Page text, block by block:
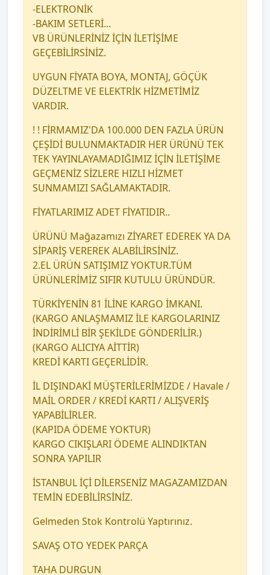
-ELEKTRONİK
-BAKIM SETLERİ...
VB ÜRÜNLERİNİZ İÇİN İLETİŞİME
GEÇEBİLİRSİNİZ.
UYGUN FİYATA BOYA, MONTAJ, GÖÇÜK
DÜZELTME VE ELEKTRİK HİZMETİMİZ
VARDIR.
! ! FİRMAMIZ'DA 100.000 DEN FAZLA ÜRÜN
ÇEŞİDİ BULUNMAKTADIR HER ÜRÜNÜ TEK
TEK YAYINLAYAMADIĞIMIZ İÇİN İLETİŞİME
GEÇMENİZ SİZLERE HIZLI HİZMET
SUNMAMIZI SAĞLAMAKTADIR.
FİYATLARIMIZ ADET FİYATIDIR..
ÜRÜNÜ Mağazamızı ZİYARET EDEREK YA DA
SİPARİŞ VEREREK ALABİLİRSİNİZ.
2.EL ÜRÜN SATIŞIMIZ YOKTUR.TÜM
ÜRÜNLERİMİZ SIFIR KUTULU ÜRÜNDÜR.
TÜRKİYENİN 81 İLİNE KARGO İMKANI.
(KARGO ANLAŞMAMIZ İLE KARGOLARINIZ
İNDİRİMLİ BİR ŞEKİLDE GÖNDERİLİR.)
(KARGO ALICIYA AİTTİR)
KREDİ KARTI GEÇERLİDİR.
İL DIŞINDAKİ MÜŞTERİLERİMİZDE / Havale /
MAİL ORDER / KREDİ KARTI / ALIŞVERİŞ
YAPABİLİRLER.
(KAPIDA ÖDEME YOKTUR)
KARGO CIKIŞLARI ÖDEME ALINDIKTAN
SONRA YAPILIR
İSTANBUL İÇİ DİLERSENİZ MAGAZAMIZDAN
TEMİN EDEBİLİRSİNİZ.
Gelmeden Stok Kontrolü Yaptırınız.
SAVAŞ OTO YEDEK PARÇA
TAHA DURGUN